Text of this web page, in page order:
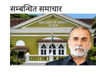
सम्बन्धित समाचार